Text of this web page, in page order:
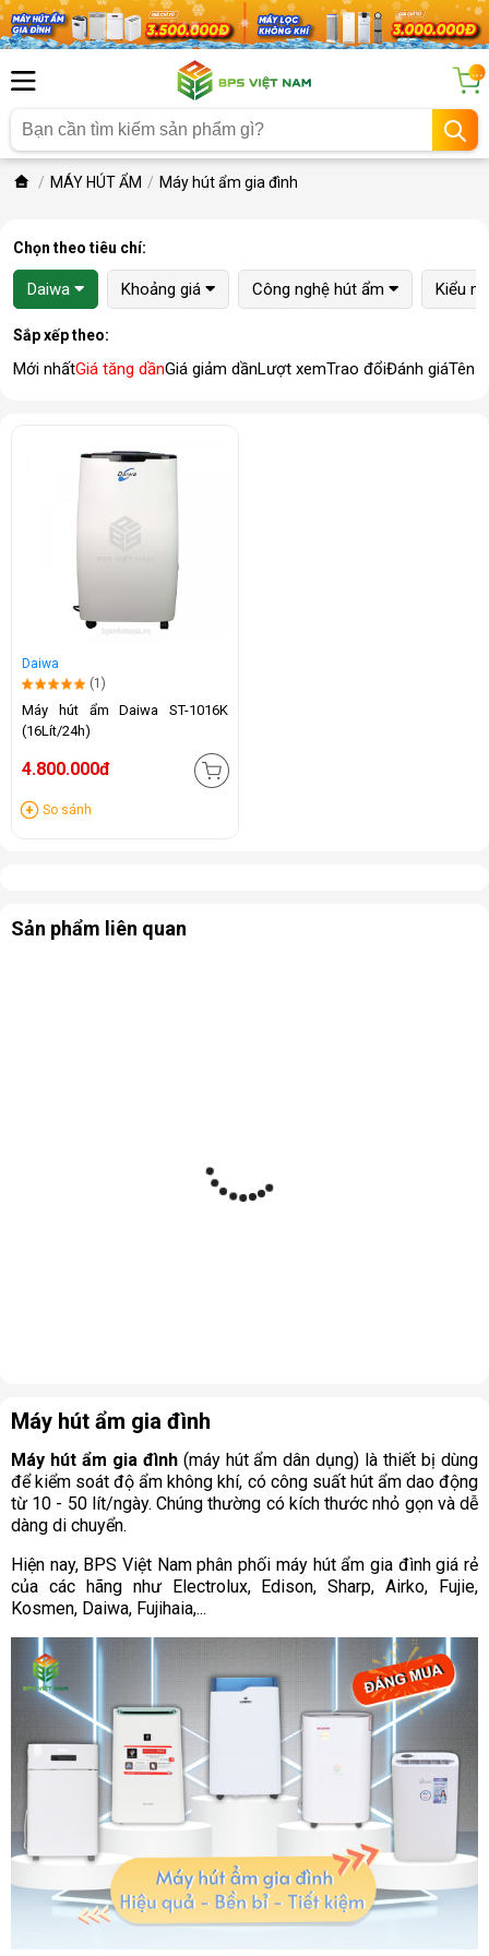
...
MÁY HÚT ẨM Máy hút ẩm gia đình
Chọn theo tiêu chí:
Daiwa Khoảng giá Công nghệ hút ẩm Kiểu
Sắp xếp theo:
Mới nhấtGiá tăng dầnGiá giảm dầnLượt xemTrao đổiĐánh giáTên
Daiwa
(1)
Máy hút ẩm Daiwa ST-1016K
(16Lít/24h)
4.800.000đ
So sánh
Sản phẩm liên quan
Máy hút ẩm gia đình
Máy hút ẩm gia đình(máy hút ẩm dân dụng) là thiết bị dùng
để kiểm soát độ ẩm không khí, có công suất hút ẩm dao động
từ 10 - 50 lít/ngày. Chúng thường có kích thước nhỏ gọn và dễ
dàng di chuyển.
Hiện nay, BPS Việt Nam phân phối máy hút ẩm gia đình giá rẻ
của các hãng như Electrolux, Edison, Sharp, Airko, Fujie,
Kosmen, Daiwa, Fujihaia,...